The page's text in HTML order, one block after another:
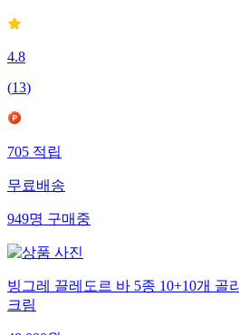
4.8
(13)
705적립
무료배송
949명구매중
빙그레 끌레도르 바 5종 10+10개 골
크림